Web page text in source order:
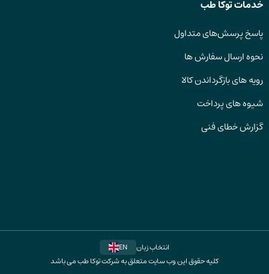
خدمات توکا طب
پاسخ پرسش‌های متداول
نحوه ارسال سفارش ها
رویه های بازگرداندن کالا
شیوه های پرداخت
گزارش خطای فنی
انتخاب زبان
EN
کلیه حقوق این وب سایت متعلق به شرکت توکا طب می باشد